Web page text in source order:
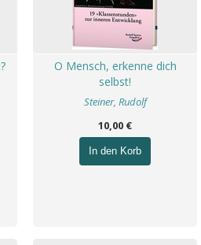
O Mensch, erkenne dich
selbst!
Steiner, Rudolf
10,00 €
In den Korb